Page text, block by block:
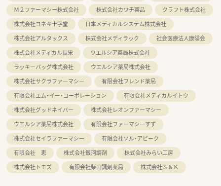
Ｍ２ファーマシー株式会社
株式会社カワチ薬品
クラフト株式会社
株式会社ヨネキ十字堂
日本メディカルシステム株式会社
株式会社アルタックス
株式会社メディラック
社会医療法人康陽会
株式会社メディカル長栄
ウエルシア薬局株式会社
ラッキーバッグ株式会社
ウエルシア薬局株式会社
株式会社サクラファーマシー
有限会社フレンド薬局
有限会社エム・イー・コーポレーション
有限会社メディカルイトウ
株式会社グッドネイバー
株式会社レオンファーマシー
ウエルシア薬局株式会社
有限会社ファーマシーすず
株式会社セイラファーマシー
有限会社ソル・アビーク
有限会社 恵
株式会社銀河調剤
株式会社みらい工房
株式会社トモズ
有限会社柴田調剤薬局 株式会社Ｓ＆Ｋ